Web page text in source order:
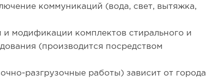
коммуникаций (вода, свет, вытяжка,
и модификации комплектов стирального и
(производится посредством
разгрузочные работы) зависит от города